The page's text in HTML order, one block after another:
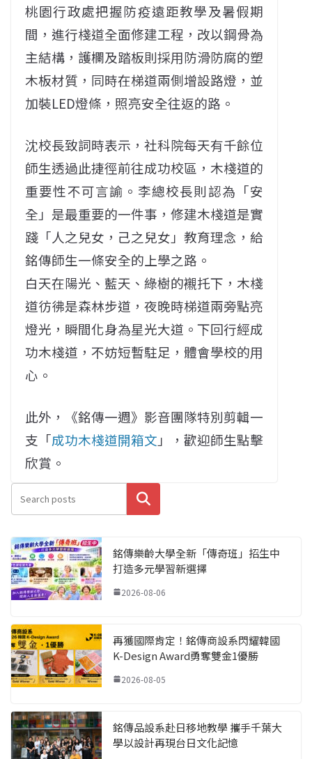
桃園行政處把握防疫遠距教學及暑假期
間，進行棧道全面修建工程，改以鋼骨為
主結構，護欄及踏板則採用防滑防腐的塑
木板材質，同時在梯道兩側增設路燈，並
加裝LED燈條，照亮安全往返的路。
沈校長致詞時表示，社科院每天有千餘位
師生透過此捷徑前往成功校區，木棧道的
重要性不可言諭。李總校長則認為「安
全」是最重要的一件事，修建木棧道是實
踐「人之兒女，己之兒女」教育理念，給
銘傳師生一條安全的上學之路。
白天在陽光、藍天、綠樹的襯托下，木棧
道彷彿是森林步道，夜晚時梯道兩旁點亮
燈光，瞬間化身為星光大道。下回行經成
功木棧道，不妨短暫駐足，體會學校的用
心。
此外，《銘傳一週》影音團隊特別剪輯一
支「成功木棧道開箱文 」，歡迎師生點擊
欣賞。
搜尋
銘傳樂齡大學全新「傳奇班」招生中
打造多元學習新選擇
2026-08-06
再獲國際肯定！銘傳商設系閃耀韓國
K-Design Award勇奪雙金1優勝
2026-08-05
銘傳品設系赴日移地教學 攜手千葉大
學以設計再現台日文化記憶